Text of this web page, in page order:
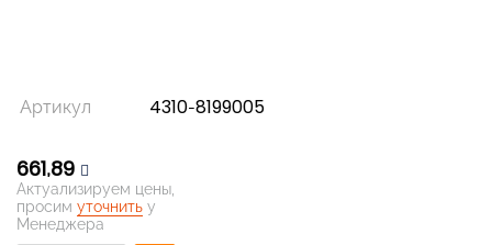
Артикул 4310-8199005
661,89
Актуализируем цены,
просим уточнить у
Менеджера